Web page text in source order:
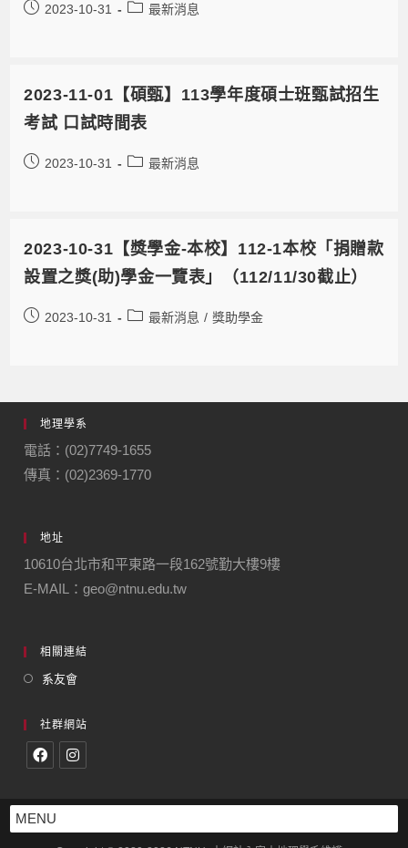
2023-10-31 最新消息
2023-11-01【碩甄】113學年度碩士班甄試招生
考試 口試時間表
2023-10-31 最新消息
2023-10-31【獎學金-本校】112-1本校「捐贈款
設置之獎(助)學金一覽表」（112/11/30截止）
2023-10-31 最新消息 / 獎助學金
地理學系
電話：(02)7749-1655
傳真：(02)2369-1770
地址
10610台北市和平東路一段162號勤大樓9樓
E-MAIL：geo@ntnu.edu.tw
相關連結
系友會
社群網站
MENU